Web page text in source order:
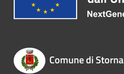
Comune di